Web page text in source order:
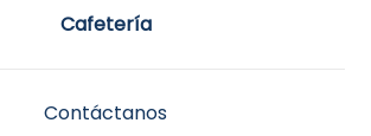
Cafetería
Contáctanos